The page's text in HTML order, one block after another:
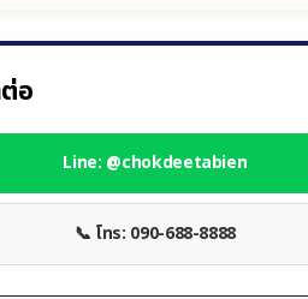
อ
Line: @chokdeetabien
📞 โทร: 090-688-8888